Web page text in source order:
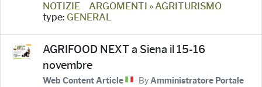
NOTIZIE
ARGOMENTI » AGRITURISMO
type: GENERAL
AGRIFOOD NEXT a Siena il 15-16
novembre
Web Content Article · ByAmministratore Portale